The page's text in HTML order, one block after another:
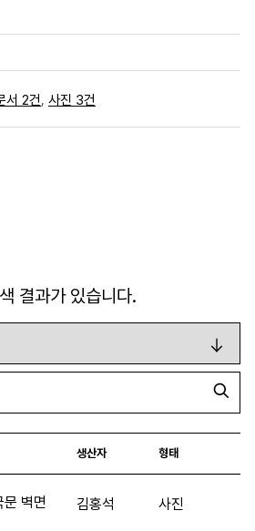
서 2건 사진 3건
결과가 있습니다.
생산자 형태
문 벽면
김홍석 사진